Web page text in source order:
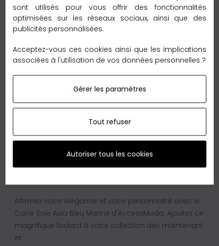
Profitez de notre promotion
Ne manquez pas notre offre spéciale sur les Carrés
Marine. Offrez-vous ou offrez un cadeau exceptionnel
à prix réduit.
Adoptez le style avec le Carré Soie Asia Bleu
Affirmez votre élégance et votre personnalité avec le
Carré Soie Asia Bleu Marine d'AccessModa. Ajoutez ce
magnifique foulard à votre collection dès maintenant
et
sont utilisés pour vous offrir des fonctionnalités
optimisées sur les réseaux sociaux, ainsi que des
publicités personnalisées.
Acceptez-vous ces cookies ainsi que les implications
associées à l'utilisation de vos données personnelles ?
Gérer les paramètres
Tout refuser
Autoriser tous les cookies